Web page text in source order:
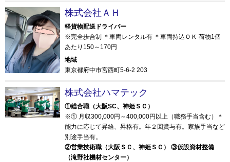
株式会社ＡＨ
軽貨物配送ドライバー
※完全歩合制 ＊車両レンタル有 ＊車両持込ＯＫ 荷物1個
あたり150～170円
地域
東京都府中市宮西町5-6-2 203
株式会社ハマテック
①総合職（大阪SC、神姫ＳＣ）
※① 月収300,000円～400,000円以上（職務手当含む）＊
能力に応じて昇給、昇格有。年２回賞与有。家族手当など
別途手当有。
②営業技術職（大阪ＳＣ、神姫ＳＣ） ③仮設資材整備
（滝野社機材センター）